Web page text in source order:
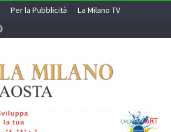
Per la Pubblicità La Milano TV